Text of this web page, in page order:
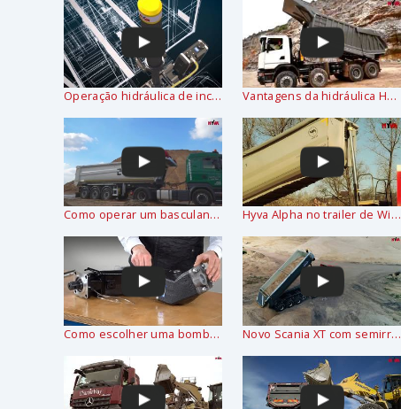
Operação hidráulica de inclinação Vantagens da hidráulica HYVA
Como operar um basculante - Hyva Alpha Hyva Alpha no trailer de Wielton
Como escolher uma bomba de pistão? Novo Scania XT com semirreboque Bodex equipado com HYVA SMART